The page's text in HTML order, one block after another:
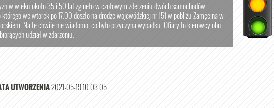
w wieku około 35 i 50 lat zginęło w czołowym zderzeniu dwóch samochodów
we wtorek po 17.00 doszło na drodze wojewódzkiej nr 151 w pobliżu Zamęcina w
Na tę chwilę nie wiadomo, co było przyczyną wypadku. Ofiary to kierowcy obu
udział w zdarzeniu.
UTWORZENIA2021-05-19 10:03:05